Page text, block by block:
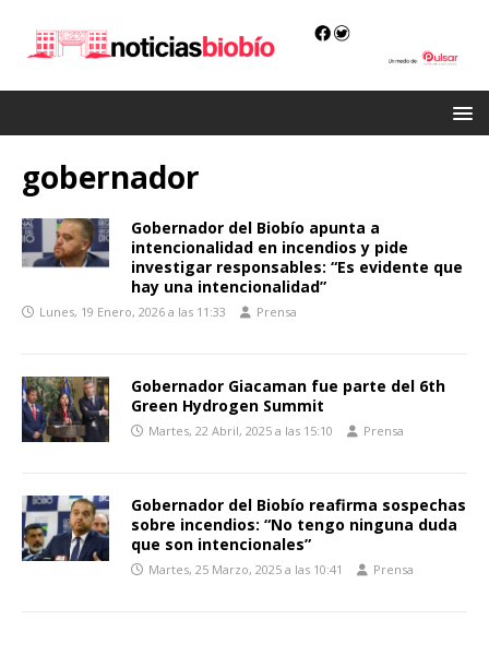
gobernador
Gobernador del Biobío apunta a
intencionalidad en incendios y pide
investigar responsables: “Es evidente que
hay una intencionalidad”
Lunes, 19 Enero, 2026 a las 11:33 Prensa
Gobernador Giacaman fue parte del 6th
Green Hydrogen Summit
Martes, 22 Abril, 2025 a las 15:10 Prensa
Gobernador del Biobío reafirma sospechas
sobre incendios: “No tengo ninguna duda
que son intencionales”
Martes, 25 Marzo, 2025 a las 10:41 Prensa